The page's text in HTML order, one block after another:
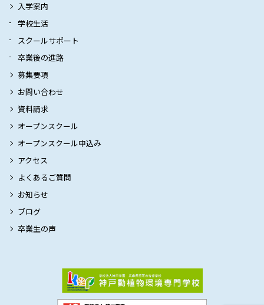
入学案内
学校生活
スクールサポート
卒業後の進路
募集要項
お問い合わせ
資料請求
オープンスクール
オープンスクール申込み
アクセス
よくあるご質問
お知らせ
ブログ
卒業生の声